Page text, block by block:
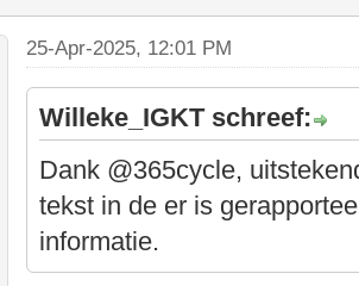
25-Apr-2025, 12:01 PM
Willeke_IGKT schreef:
Dank @365cycle,
tekst in de er is
informatie.